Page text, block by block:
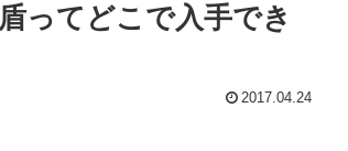
ってどこで入手でき
2017.04.24